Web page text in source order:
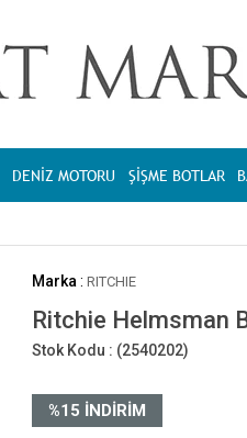
DENİZ MOTORU ŞİŞME BOTLAR
Marka : RITCHIE
Ritchie Helmsman
Stok Kodu : (2540202)
%15 İNDIRIM